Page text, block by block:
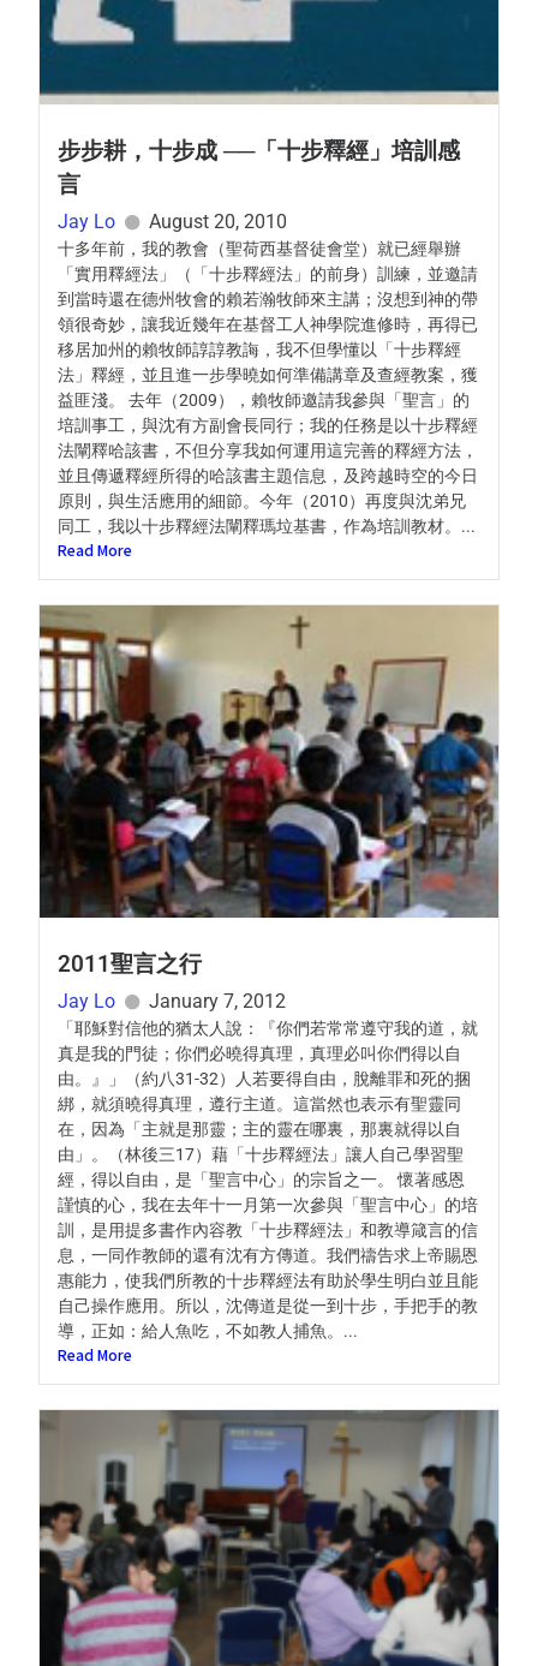
步步耕，十步成 ──「十步釋經」培訓感
言
Jay Lo August 20, 2010
十多年前，我的教會（聖荷西基督徒會堂）就已經舉辦
「實用釋經法」（「十步釋經法」的前身）訓練，並邀請
到當時還在德州牧會的賴若瀚牧師來主講；沒想到神的帶
領很奇妙，讓我近幾年在基督工人神學院進修時，再得已
移居加州的賴牧師諄諄教誨，我不但學懂以「十步釋經
法」釋經，並且進一步學曉如何準備講章及查經教案，獲
益匪淺。 去年（2009），賴牧師邀請我參與「聖言」的
培訓事工，與沈有方副會長同行；我的任務是以十步釋經
法闡釋哈該書，不但分享我如何運用這完善的釋經方法，
並且傳遞釋經所得的哈該書主題信息，及跨越時空的今日
原則，與生活應用的細節。今年（2010）再度與沈弟兄
同工，我以十步釋經法闡釋瑪垃基書，作為培訓教材。...
Read More
2011聖言之行
Jay Lo January 7, 2012
「耶穌對信他的猶太人說：『你們若常常遵守我的道，就
真是我的門徒；你們必曉得真理，真理必叫你們得以自
由。』」（約八31-32）人若要得自由，脫離罪和死的捆
綁，就須曉得真理，遵行主道。這當然也表示有聖靈同
在，因為「主就是那靈；主的靈在哪裏，那裏就得以自
由」。（林後三17）藉「十步釋經法」讓人自己學習聖
經，得以自由，是「聖言中心」的宗旨之一。 懷著感恩
謹慎的心，我在去年十一月第一次參與「聖言中心」的培
訓，是用提多書作內容教「十步釋經法」和教導箴言的信
息，一同作教師的還有沈有方傳道。我們禱告求上帝賜恩
惠能力，使我們所教的十步釋經法有助於學生明白並且能
自己操作應用。所以，沈傳道是從一到十步，手把手的教
導，正如：給人魚吃，不如教人捕魚。...
Read More